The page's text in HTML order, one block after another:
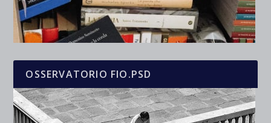
OSSERVATORIO FIO.PSD